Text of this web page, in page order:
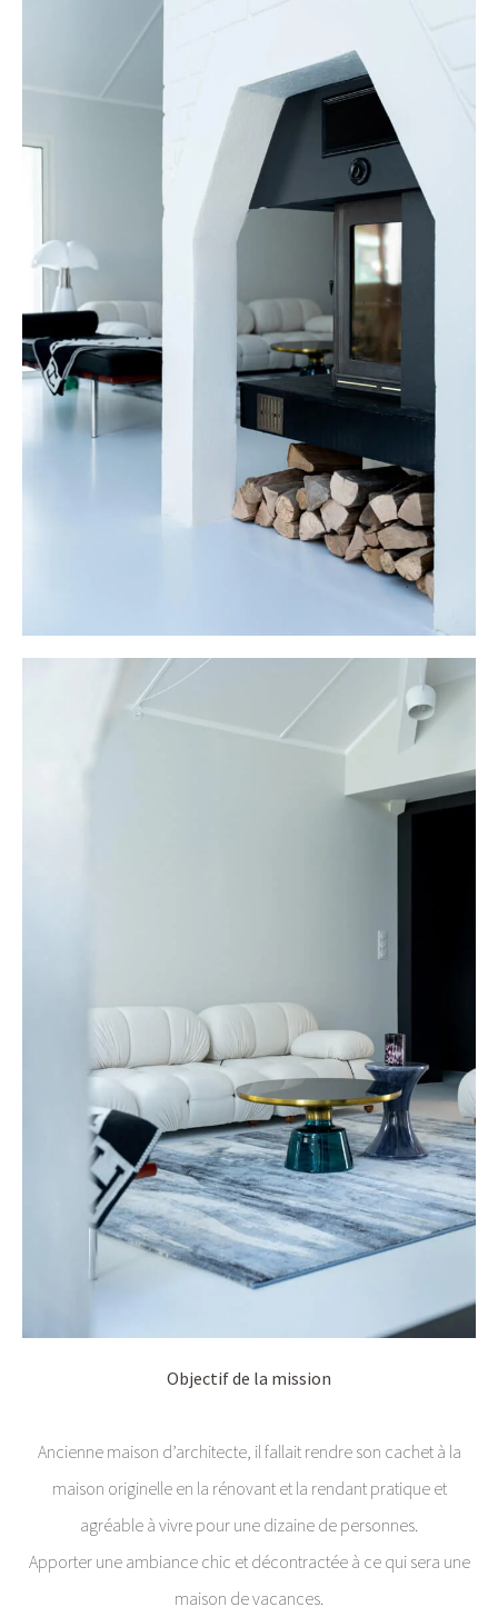
Objectif de la mission
Ancienne maison d’architecte, il fallait rendre son cachet à la
maison originelle en la rénovant et la rendant pratique et
agréable à vivre pour une dizaine de personnes.
Apporter une ambiance chic et décontractée à ce qui sera une
maison de vacances.